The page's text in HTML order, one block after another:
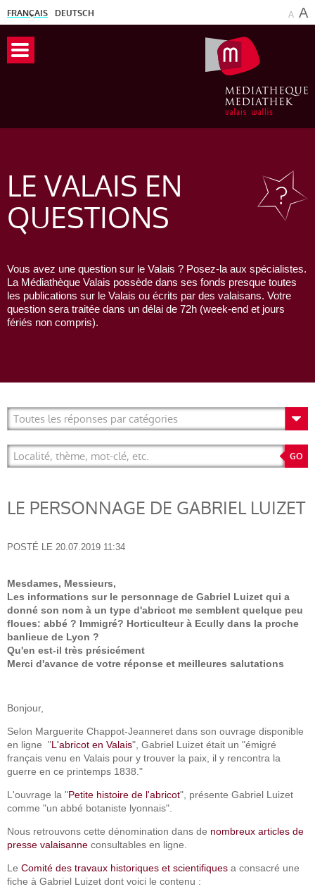
FRANÇAIS DEUTSCH A A
LE VALAIS EN
QUESTIONS
Vous avez une question sur le Valais ? Posez-la aux spécialistes.
La Médiathèque Valais possède dans ses fonds presque toutes
les publications sur le Valais ou écrits par des valaisans. Votre
question sera traitée dans un délai de 72h (week-end et jours
fériés non compris).
LE PERSONNAGE DE GABRIEL LUIZET
POSTÉ LE 20.07.2019 11:34
Mesdames, Messieurs,
Les informations sur le personnage de Gabriel Luizet qui a
donné son nom à un type d'abricot me semblent quelque peu
floues: abbé ? Immigré? Horticulteur à Ecully dans la proche
banlieue de Lyon ?
Qu'en est-il très présicément
Merci d'avance de votre réponse et meilleures salutations
Bonjour,
Selon Marguerite Chappot-Jeanneret dans son ouvrage disponible
en ligne "L'abricot en Valais", Gabriel Luizet était un "émigré
français venu en Valais pour y trouver la paix, il y rencontra la
guerre en ce printemps 1838."
L'ouvrage la "Petite histoire de l'abricot", présente Gabriel Luizet
comme "un abbé botaniste lyonnais".
Nous retrouvons cette dénomination dans de nombreux articles de
presse valaisanne consultables en ligne.
Le Comité des travaux historiques et scientifiques a consacré une
fiche à Gabriel Luizet dont voici le contenu :